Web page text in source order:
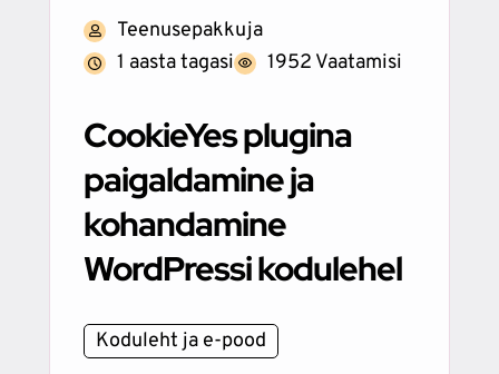
Teenusepakkuja
1 aasta tagasi
1952 Vaatamisi
CookieYes plugina
paigaldamine ja
kohandamine
WordPressi kodulehel
Koduleht ja e-pood